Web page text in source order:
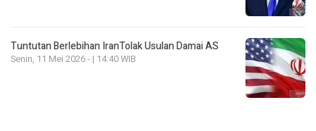
Tuntutan Berlebihan IranTolak Usulan Damai AS
Senin, 11 Mei 2026 - | 14:40 WIB